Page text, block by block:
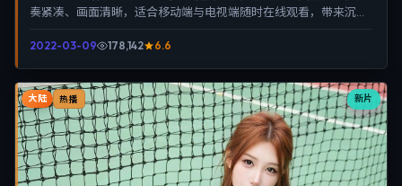
奏紧凑、画面清晰，适合移动端与电视端随时在线观看，带来沉浸
2022-03-09 178,142 6.6
新片
大陆 热播